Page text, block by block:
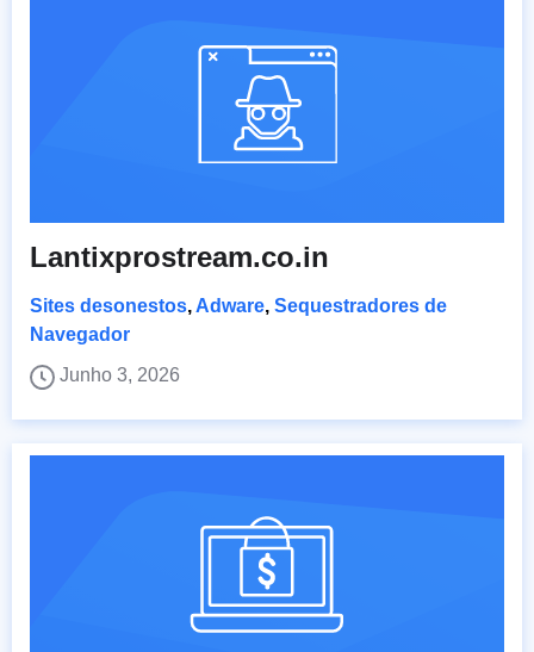
Lantixprostream.co.in
Sites desonestos, Adware, Sequestradores de
Navegador
Junho 3, 2026